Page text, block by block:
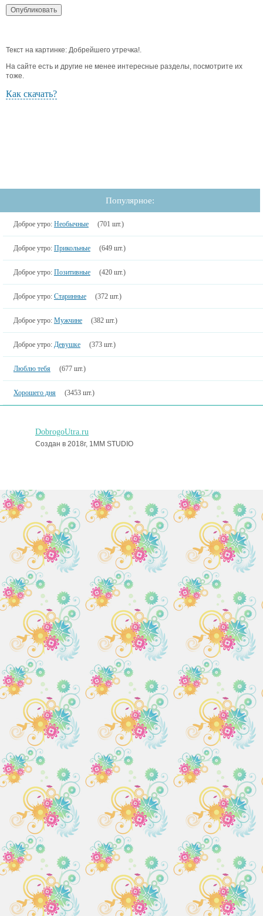
Текст на картинке: Добрейшего утречка!.
На сайте есть и другие не менее интересные разделы, посмотрите их
тоже.
Как скачать?
Популярное:
Доброе утро: Необычные (701 шт.)
Доброе утро: Прикольные (649 шт.)
Доброе утро: Позитивные (420 шт.)
Доброе утро: Старинные (372 шт.)
Доброе утро: Мужчине (382 шт.)
Доброе утро: Девушке (373 шт.)
Люблю тебя (677 шт.)
Хорошего дня (3453 шт.)
DobrogoUtra.ru
Создан в 2018г, 1MM STUDIO